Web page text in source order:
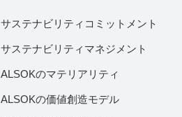
サステナビリティコミットメント
サステナビリティマネジメント
ALSOKのマテリアリティ
ALSOKの価値創造モデル